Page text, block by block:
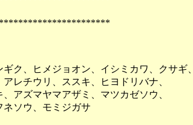
ク、ヒメジョオン、イシミカワ、クサギ、
チウリ、ススキ、ヒヨドリバナ、
ズマヤマアザミ、マツカゼソウ、
ソウ、モミジガサ